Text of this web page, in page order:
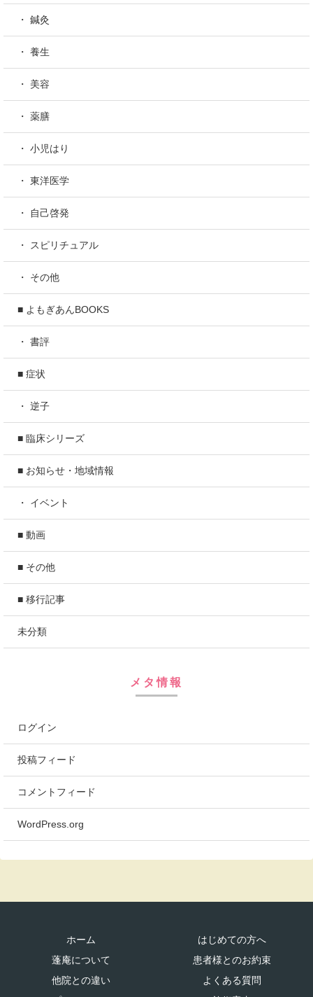
・ 鍼灸
・ 養生
・ 美容
・ 薬膳
・ 小児はり
・ 東洋医学
・ 自己啓発
・ スピリチュアル
・ その他
■ よもぎあんBOOKS
・ 書評
■ 症状
・ 逆子
■ 臨床シリーズ
■ お知らせ・地域情報
・ イベント
■ 動画
■ その他
■ 移行記事
未分類
メタ情報
ログイン
投稿フィード
コメントフィード
WordPress.org
ホーム
はじめての方へ
蓬庵について
患者様とのお約束
他院との違い
よくある質問